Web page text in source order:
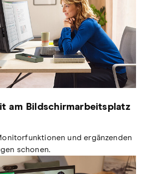
am Bildschirmarbeitsplatz
und ergänzenden
schonen.